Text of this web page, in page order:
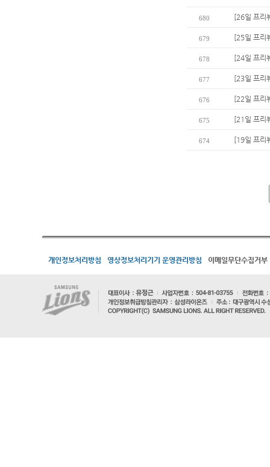
680 [26일 프리
679 [25일 프리
678 [24일 프리
677 [23일 프리
676 [22일 프리
675 [21일 프리
674 [19일 프리
개인정보처리방침 영상정보처리기기 운영관리방침 이메일무단수집거부